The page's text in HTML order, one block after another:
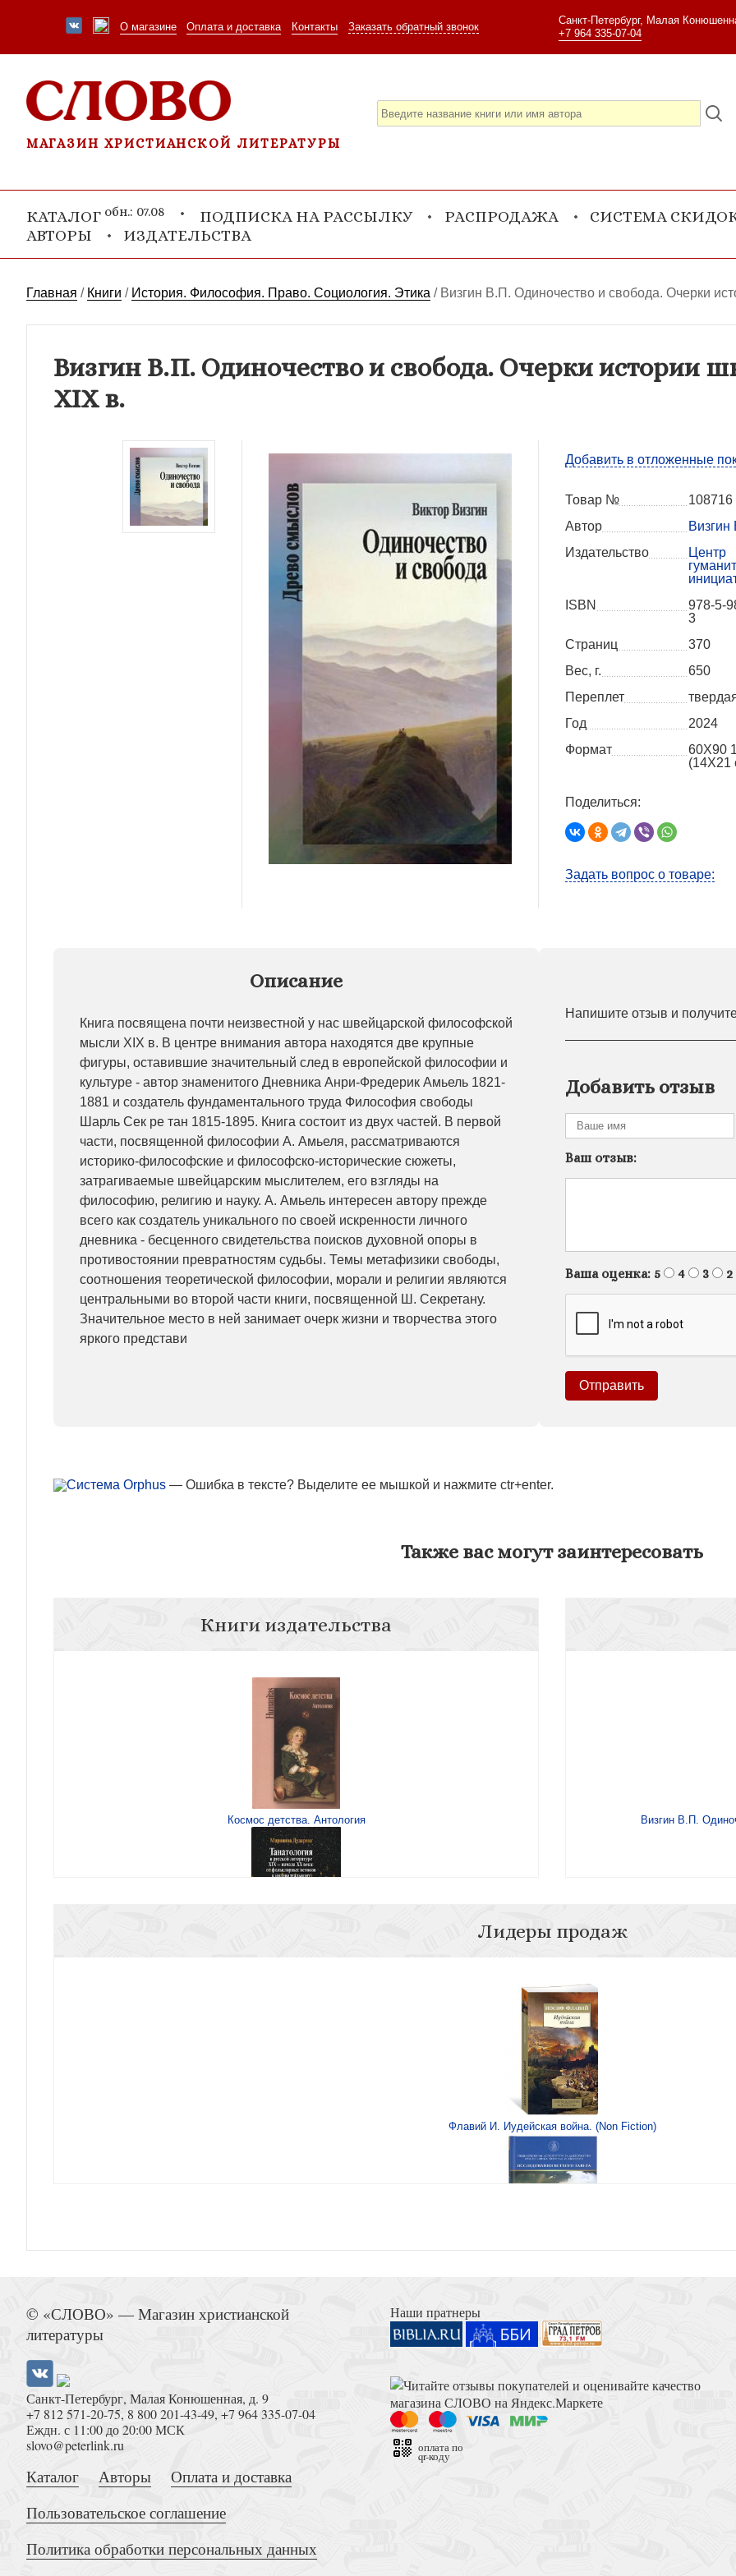
О магазине Оплата и доставка Контакты Заказать обратный звонок
Санкт-Петербург, Малая
+7 964 335-07-04
МАГАЗИН ХРИСТИАНСКОЙ ЛИТЕРАТУРЫ
КАТАЛОГ обн.: 07.08 ПОДПИСКА НА РАССЫЛКУ РАСПРОДАЖА
СИСТЕМА
АВТОРЫ
ИЗДАТЕЛЬСТВА
Главная / Книги / История. Философия. Право. Социология. Этика / Визгин В.П. Одиночество и свобода. Очерки
Визгин В.П. Одиночество и свобода. Очерки истории
XIX в.
Добавить в отложенные
Товар №
108716
Автор
Издательство
Центр
ISBN
978-5-
3
Страниц
370
Вес, г.
650
Переплет
Год
2024
Формат
60X90
(14Х21
Поделиться:
Задать вопрос о товаре:
Описание
Книга посвящена почти неизвестной у нас швейцарской философской
мысли XIX в. В центре внимания автора находятся две крупные
фигуры, оставившие значительный след в европейской философии и
культуре - автор знаменитого Дневника Анри-Фредерик Амьель 1821-
1881 и создатель фундаментального труда Философия свободы
Шарль Сек ре тан 1815-1895. Книга состоит из двух частей. В первой
части, посвященной философии А. Амьеля, рассматриваются
историко-философские и философско-исторические сюжеты,
затрагиваемые швейцарским мыслителем, его взгляды на
философию, религию и науку. А. Амьель интересен автору прежде
всего как создатель уникального по своей искренности личного
дневника - бесценного свидетельства поисков духовной опоры в
противостоянии превратностям судьбы. Темы метафизики свободы,
соотношения теоретической философии, морали и религии являются
центральными во второй части книги, посвященной Ш. Секретану.
Значительное место в ней занимает очерк жизни и творчества этого
яркого представи
Напишите отзыв и
Добавить отзыв
Ваш отзыв:
Ваша оценка: 5 4 3 2
— Ошибка в тексте? Выделите ее мышкой и нажмите ctr+enter.
Также вас могут заинтересовать
Визгин В.П.
Книги издательства
Космос детства. Антология
Миронов А.С. Эпос русских: ценности. Ч.2. Героические «энергии»:
Нового времени
Миркина З. Фаворский свет. Избранное. Стихотворения
Лидеры продаж
Флавий И. Иудейская война. (Non Fiction)
Книга Иисуса Навина
Достоевский Ф.М. Сила и правда России (2024)
© «СЛОВО» — Магазин христианской
литературы
Санкт-Петербург, Малая Конюшенная, д. 9
+7 812 571-20-75, 8 800 201-43-49, +7 964 335-07-04
Еждн. с 11:00 до 20:00 МСК
slovo@peterlink.ru
Каталог Авторы
Оплата и доставка
Пользовательское соглашение
Политика обработки персональных данных
Наши пратнеры
оплата по
qr-коду